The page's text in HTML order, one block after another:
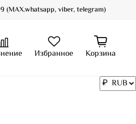
(MAX.whatsapp, viber, telegram)
Избранное Корзина